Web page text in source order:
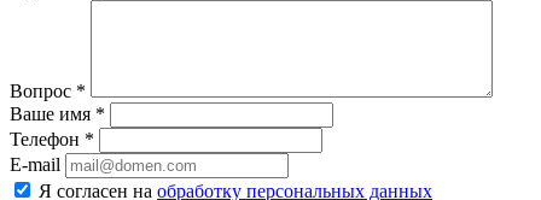
Вопрос *
Ваше имя *
Телефон *
E-mail
Я согласен на обработку персональных данных